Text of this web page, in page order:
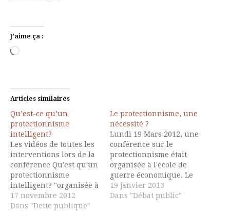
J’aime ça :
Chargement…
Articles similaires
Qu’est-ce qu’un
protectionnisme
intelligent?
Les vidéos de toutes les
interventions lors de la
conférence Qu'est qu'un
protectionnisme
intelligent? "organisée à
l'occasion de l'édition
française du livre de
17 novembre 2012
Dans "Dette publique"
Le protectionnisme, une
nécessité ?
Lundi 19 Mars 2012, une
conférence sur le
protectionnisme était
organisée à l'école de
guerre économique. Le
dernier livre d'Erik S.
Reinert, "Comment les
19 janvier 2013
Dans "Débat public"